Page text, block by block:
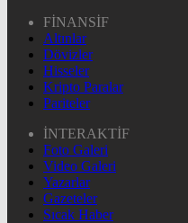
FİNANSİF
Altınlar
Dövizler
Hisseler
Kripto Paralar
Pariteler
İNTERAKTİF
Foto Galeri
Video Galeri
Yazarlar
Gazeteler
Sıcak Haber